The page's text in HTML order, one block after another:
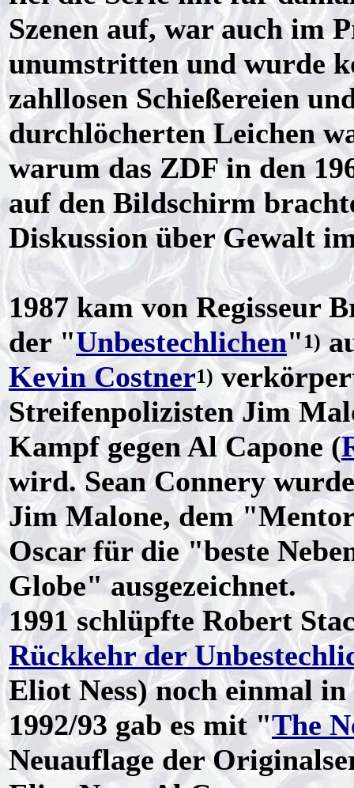
Szenen auf, war auch im
unumstritten und wurde
zahllosen Schießereien
durchlöcherten Leichen
warum das ZDF in den
auf den Bildschirm
Diskussion über Gewalt
1987 kam von Regisseur
der "Unbestechlichen"1)
Kevin Costner1)
Streifenpolizisten Jim
Kampf gegen Al Capone (
wird. Sean Connery
Jim Malone, dem
Oscar für die "beste
Globe" ausgezeichnet.
1991 schlüpfte Robert
Rückkehr der
Eliot Ness) noch einmal
1992/93 gab es mit "The
Neuauflage der